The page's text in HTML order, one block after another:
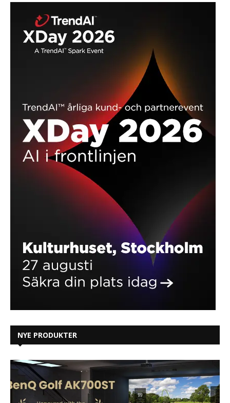
NYE PRODUKTER